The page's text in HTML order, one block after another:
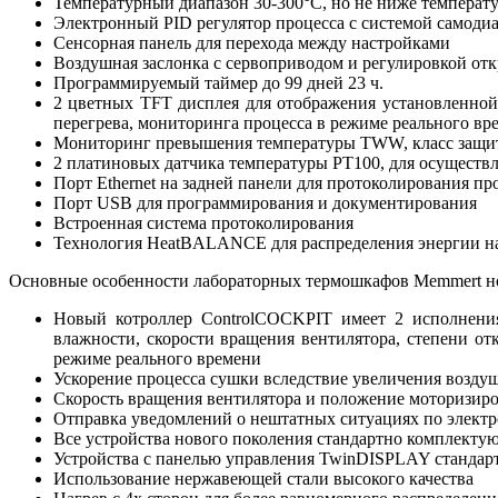
Электронный PID регулятор процесса с системой
Сенсорная панель для перехода между настройками
Воздушная заслонка с сервоприводом и регулировкой
Программируемый таймер до 99 дней 23 ч.
2 цветных TFT дисплея для отображения
перегрева, мониторинга процесса в режиме реального
Мониторинг превышения температуры TWW, класс
2 платиновых датчика температуры РТ100, для
Порт Ethernet на задней панели для протоколирования
Порт USB для программирования и документирования
Встроенная система протоколирования
Технология HeatBALANCE для распределения энергии
Основные особенности лабораторных термошкафов Memmert
Новый котроллер ControlCOCKPIT имеет 2
влажности, скорости вращения вентилятора, степени
режиме реального времени
Ускорение процесса сушки вследствие увеличения
Скорость вращения вентилятора и положение
Отправка уведомлений о нештатных ситуациях по
Все устройства нового поколения стандартно
Устройства с панелью управления TwinDISPLAY
Использование нержавеющей стали высокого качества